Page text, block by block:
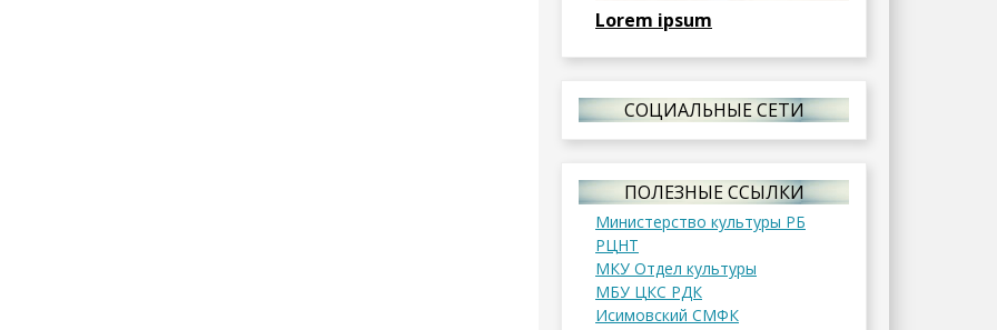
Lorem ipsum
СОЦИАЛЬНЫЕ СЕТИ
ПОЛЕЗНЫЕ ССЫЛКИ
Министерство культуры РБ
РЦНТ
МКУ Отдел культуры
МБУ ЦКС РДК
Исимовский СМФК